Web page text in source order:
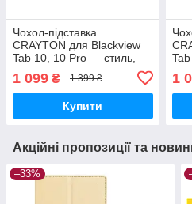
Чохол-підставка
CRAYTON для Blackview
Tab 10, 10 Pro — стиль,
захист і ручне збирання,
колір Крокодил
1 099 ₴ 1 399 ₴
Купити
1
Акційні пропозиції та
–33%